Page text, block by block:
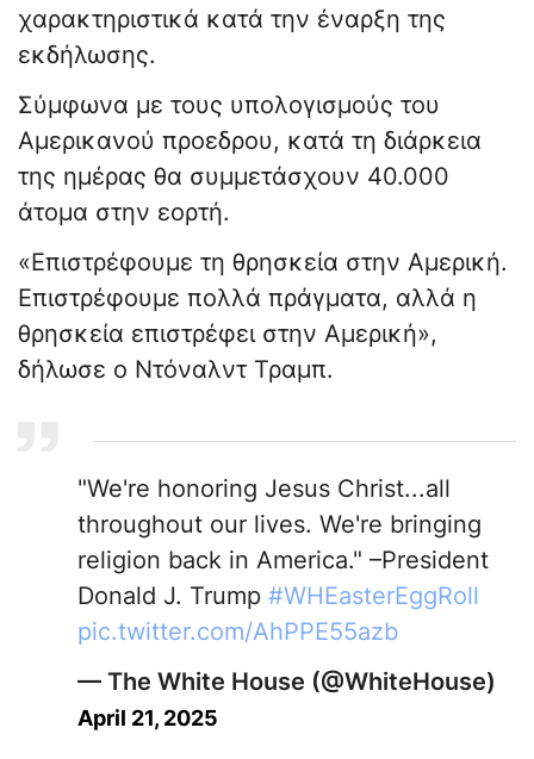
χαρακτηριστικά κατά την έναρξη της
εκδήλωσης.
Σύμφωνα με τους υπολογισμούς του
Αμερικανού προεδρου, κατά τη διάρκεια
της ημέρας θα συμμετάσχουν 40.000
άτομα στην εορτή.
«Επιστρέφουμε τη θρησκεία στην Αμερική.
Επιστρέφουμε πολλά πράγματα, αλλά η
θρησκεία επιστρέφει στην Αμερική»,
δήλωσε ο Ντόναλντ Τραμπ.
"We're honoring Jesus Christ...all
throughout our lives. We're bringing
religion back in America." –President
Donald J. Trump #WHEasterEggRoll
pic.twitter.com/AhPPE55azb
— The White House (@WhiteHouse)
April 21, 2025